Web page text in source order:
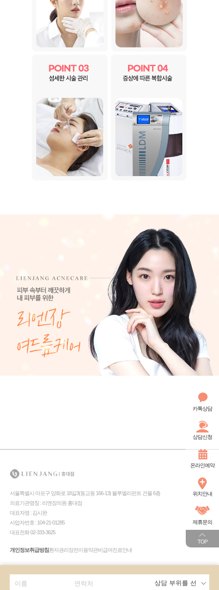
카톡상담
상담신청
온라인예약
위치안내
제휴문의
TOP
서울특별시 마포구 양화로 18길3(동교동 166-13) 블루엘리펀트 건물 6층
의료기관명칭 : 리엔장의원 홍대점
대표자명 : 김시완
사업자번호 : 104-21-01285
대표전화 02-333-3625
개인정보취급방침환자권리장전 이용약관비급여진료안내